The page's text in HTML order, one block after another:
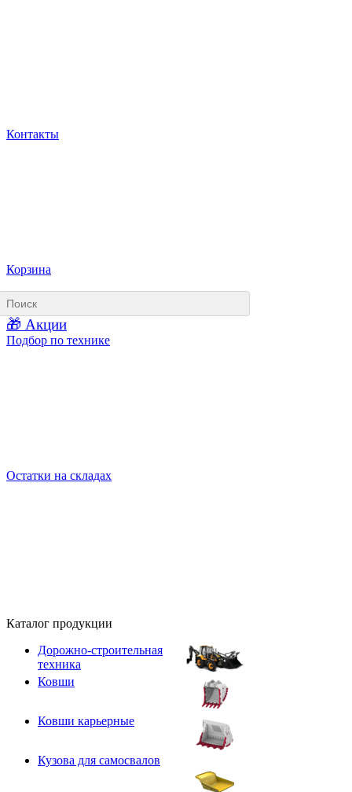
Контакты
Корзина
🎁 Акции
Подбор по технике
Остатки на складах
Каталог продукции
Дорожно-строительная
техника
Ковши
Ковши карьерные
Кузова для самосвалов